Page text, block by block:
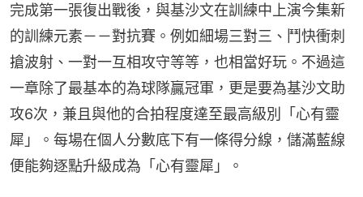
完成第一張復出戰後，與基沙文在訓練中上演今集新
的訓練元素－－對抗賽。例如細場三對三、鬥快衝刺
搶波射、一對一互相攻守等等，也相當好玩。不過這
一章除了最基本的為球隊贏冠軍，更是要為基沙文助
攻6次，兼且與他的合拍程度達至最高級別「心有靈
犀」。每場在個人分數底下有一條得分線，儲滿藍線
便能夠逐點升級成為「心有靈犀」。